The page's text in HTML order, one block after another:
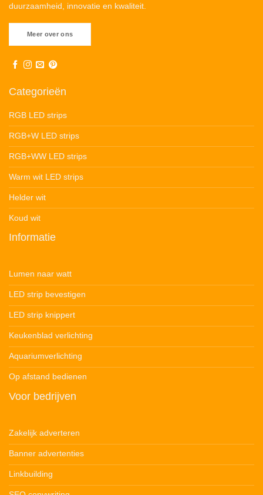
duurzaamheid, innovatie en kwaliteit.
Meer over ons
Categorieën
RGB LED strips
RGB+W LED strips
RGB+WW LED strips
Warm wit LED strips
Helder wit
Koud wit
Informatie
Lumen naar watt
LED strip bevestigen
LED strip knippert
Keukenblad verlichting
Aquariumverlichting
Op afstand bedienen
Voor bedrijven
Zakelijk adverteren
Banner advertenties
Linkbuilding